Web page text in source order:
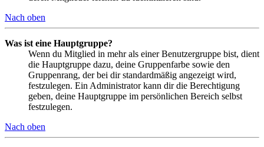
Nach oben
Was ist eine Hauptgruppe?
Wenn du Mitglied in mehr als einer Benutzergruppe bist, dient
die Hauptgruppe dazu, deine Gruppenfarbe sowie den
Gruppenrang, der bei dir standardmäßig angezeigt wird,
festzulegen. Ein Administrator kann dir die Berechtigung
geben, deine Hauptgruppe im persönlichen Bereich selbst
festzulegen.
Nach oben